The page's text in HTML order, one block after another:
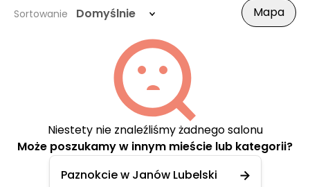
Sortowanie Domyślnie Mapa
Niestety nie znaleźliśmy żadnego salonu
Może poszukamy w innym mieście lub kategorii?
Paznokcie w Janów Lubelski